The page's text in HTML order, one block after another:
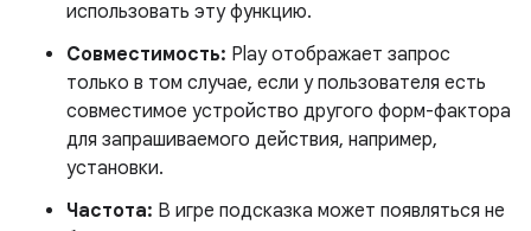
использовать эту функцию.
Совместимость: Play отображает запрос
только в том случае, если у пользователя есть
совместимое устройство другого форм-фактора
для запрашиваемого действия, например,
установки.
Частота: В игре подсказка может появляться не